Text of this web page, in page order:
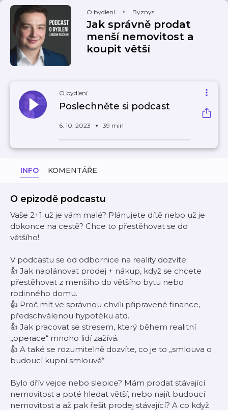
O bydlení Byznys
Jak správně prodat
menší nemovitost a
koupit větší
O bydlení
Poslechněte si podcast
6. 10. 2023 39 min
INFO KOMENTÁŘE
O epizodě podcastu
Vaše 2+1 už je vám malé? Plánujete dítě nebo už je
dokonce na cestě? Chce to přestěhovat se do
většího!
V podcastu se od odbornice na reality dozvíte:
👍 Jak naplánovat prodej + nákup, když se chcete
přestěhovat z menšího do většího bytu nebo
rodinného domu.
👍 Proč mít ve správnou chvíli připravené finance,
předschválenou hypotéku atd.
👍 Jak pracovat se stresem, který během realitní
„operace“ mnoho lidí zažívá.
👍 A také se rozumitelně dozvíte, co je to „smlouva o
budoucí kupní smlouvě“.
Bylo dřív vejce nebo slepice? Mám prodat stávající
nemovitost a poté hledat větší, nebo najít budoucí
nemovitost a až pak řešit prodej stávající? A co když